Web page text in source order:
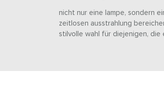
nicht nur eine lampe, sondern
zeitlosen ausstrahlung
stilvolle wahl für diejenigen, die